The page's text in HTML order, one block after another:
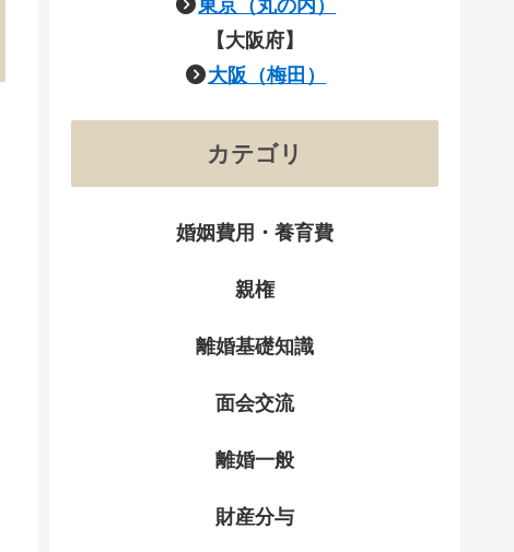
東京（丸の内）
【大阪府】
大阪（梅田）
カテゴリ
婚姻費用・養育費
親権
離婚基礎知識
面会交流
離婚一般
財産分与